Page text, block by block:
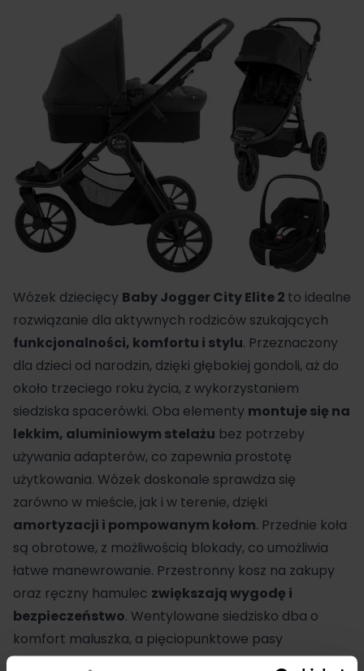
Wózek dziecięcy Baby JoggerCity Elite 2 to idealne
rozwiązanie dla aktywnych rodziców szukających
funkcjonalności, komfortu i stylu. Przeznaczony
dla dzieci od narodzin, dzięki głębokiej gondoli, aż do
około trzeciego roku życia, z wykorzystaniem
siedziska spacerówki. Oba elementy montuje się na
lekkim, aluminiowym stelażu bez potrzeby
używania adapterów, co zapewnia prostotę
użytkowania. Wózek doskonale sprawdza się
zarówno w mieście, jak i w terenie, dzięki
amortyzacji i pompowanym kołom. Przednie koła
są obrotowe, z możliwością blokady, co umożliwia
łatwe manewrowanie. Przestronny kosz na zakupy
oraz ręczny hamulec zwiększają wygodę i
bezpieczeństwo. Wentylowane siedzisko dba o
komfort maluszka, a pięciopunktowe pasy
bezpieczeństwa zapewniają ochronę. Dodatkowo